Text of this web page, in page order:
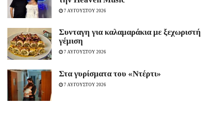
7 ΑΥΓΟΥΣΤΟΥ 2026
Συνταγη για καλαμαράκια με ξεχωριστή
γέμιση
7 ΑΥΓΟΥΣΤΟΥ 2026
Στα γυρίσματα του «Ντέρτι»
7 ΑΥΓΟΥΣΤΟΥ 2026